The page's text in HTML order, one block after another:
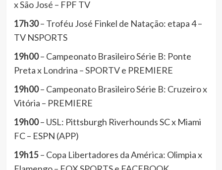
x São José – FPF TV
17h30– Troféu José Finkel de Natação: etapa 4 –
TV NSPORTS
19h00– Campeonato Brasileiro Série B: Ponte
Preta x Londrina – SPORTV e PREMIERE
19h00– Campeonato Brasileiro Série B: Cruzeiro x
Vitória – PREMIERE
19h00– USL: Pittsburgh Riverhounds SC x Miami
FC – ESPN (APP)
19h15– Copa Libertadores da América: Olimpia x